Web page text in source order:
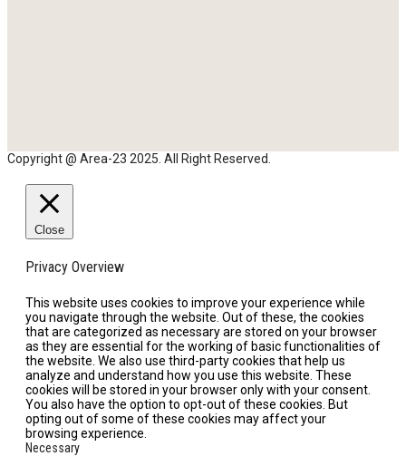
Copyright @ Area-23 2025. All Right Reserved.
Close
Privacy Overview
This website uses cookies to improve your experience while
you navigate through the website. Out of these, the cookies
that are categorized as necessary are stored on your browser
as they are essential for the working of basic functionalities of
the website. We also use third-party cookies that help us
analyze and understand how you use this website. These
cookies will be stored in your browser only with your consent.
You also have the option to opt-out of these cookies. But
opting out of some of these cookies may affect your
browsing experience.
Necessary